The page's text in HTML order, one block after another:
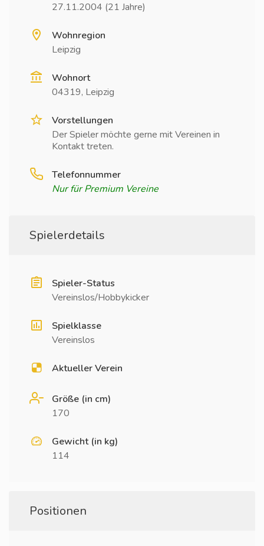
27.11.2004 (21 Jahre)
Wohnregion
Leipzig
Wohnort
04319, Leipzig
Vorstellungen
Der Spieler möchte gerne mit Vereinen in
Kontakt treten.
Telefonnummer
Nur für Premium Vereine
Spielerdetails
Spieler-Status
Vereinslos/Hobbykicker
Spielklasse
Vereinslos
Aktueller Verein
Größe (in cm)
170
Gewicht (in kg)
114
Positionen